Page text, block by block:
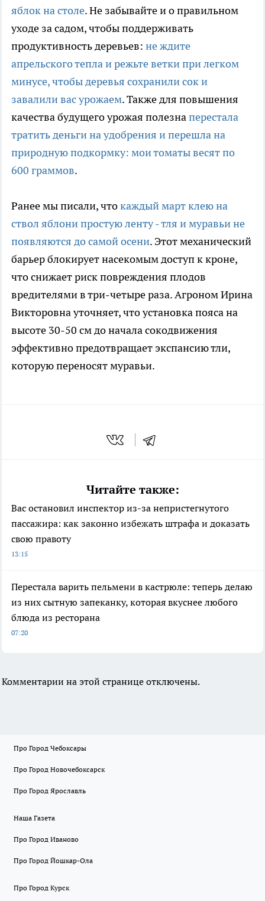
яблок на столе. Не забывайте и о правильном
уходе за садом, чтобы поддерживать
продуктивность деревьев: не ждите
апрельского тепла и режьте ветки при легком
минусе, чтобы деревья сохранили сок и
завалили вас урожаем. Также для повышения
качества будущего урожая полезнаперестала
тратить деньги на удобрения и перешла на
природную подкормку: мои томаты весят по
600 граммов.
Ранее мы писали, чтокаждый март клею на
ствол яблони простую ленту - тля и муравьи не
появляются до самой осени. Этот механический
барьер блокирует насекомым доступ к кроне,
что снижает риск повреждения плодов
вредителями в три-четыре раза. Агроном Ирина
Викторовна уточняет, что установка пояса на
высоте 30-50 см до начала сокодвижения
эффективно предотвращает экспансию тли,
которую переносят муравьи.
Читайте также:
Вас остановил инспектор из-за непристегнутого
пассажира: как законно избежать штрафа и доказать
свою правоту
13:15
Перестала варить пельмени в кастрюле: теперь делаю
из них сытную запеканку, которая вкуснее любого
блюда из ресторана
07:20
Комментарии на этой странице отключены.
Про Город Чебоксары
Про Город Новочебоксарск
Про Город Ярославль
Наша Газета
Про Город Иваново
Про Город Йошкар-Ола
Про Город Курск